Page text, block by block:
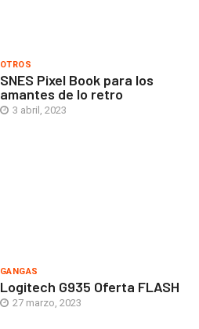
OTROS
SNES Pixel Book para los
amantes de lo retro
3 abril, 2023
GANGAS
Logitech G935 Oferta FLASH
27 marzo, 2023